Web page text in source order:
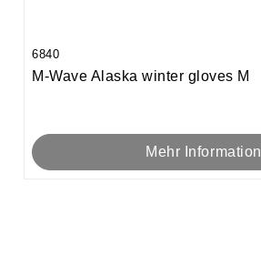
6840
M-Wave Alaska winter gloves M
Mehr Information